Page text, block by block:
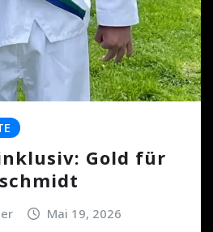
Gold für
Mai 19, 2026